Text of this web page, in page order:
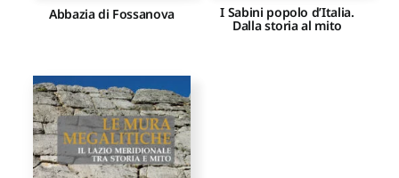
Abbazia di Fossanova I Sabini popolo d’Italia.
Dalla storia al mito